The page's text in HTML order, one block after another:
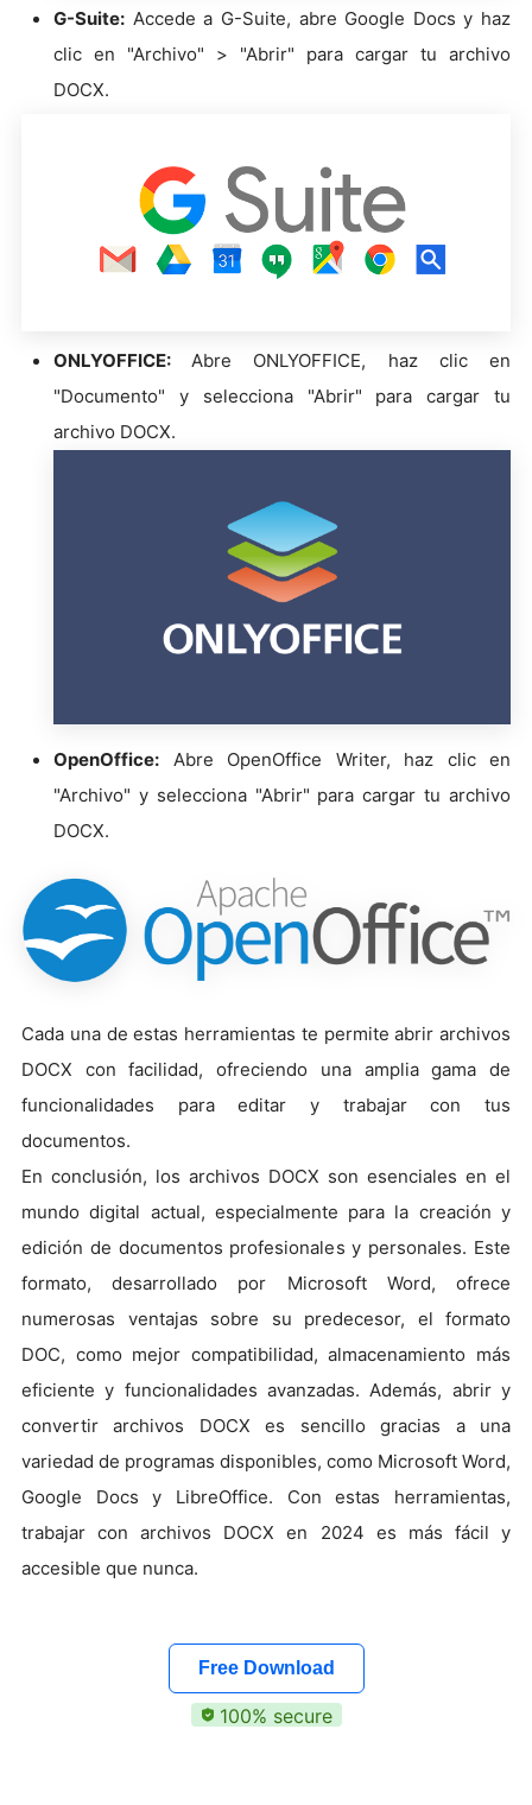
G-Suite: Accede a G-Suite, abre Google Docs y haz
clic en "Archivo" > "Abrir" para cargar tu archivo
DOCX.
ONLYOFFICE:Abre ONLYOFFICE, haz clic en
"Documento" y selecciona "Abrir" para cargar tu
archivo DOCX.
OpenOffice: Abre OpenOffice Writer, haz clic en
"Archivo" y selecciona "Abrir" para cargar tu archivo
DOCX.
Cada una de estas herramientas te permite abrir archivos
DOCX con facilidad, ofreciendo una amplia gama de
funcionalidades para editar y trabajar con tus
documentos.
En conclusión, los archivos DOCX son esenciales en el
mundo digital actual, especialmente para la creación y
edición de documentos profesionales y personales. Este
formato, desarrollado por Microsoft Word, ofrece
numerosas ventajas sobre su predecesor, el formato
DOC, como mejor compatibilidad, almacenamiento más
eficiente y funcionalidades avanzadas. Además, abrir y
convertir archivos DOCX es sencillo gracias a una
variedad de programas disponibles, como Microsoft Word,
Google Docs y LibreOffice. Con estas herramientas,
trabajar con archivos DOCX en 2024 es más fácil y
accesible que nunca.
Free Download
100% secure